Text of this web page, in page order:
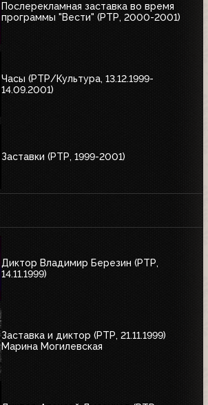
Послерекламная заставка во время
программы "Вести" (РТР, 2000-2001)
Часы (РТР/Культура, 13.12.1999-
14.09.2001)
Заставки (РТР, 1999-2001)
Диктор Владимир Березин (РТР,
14.11.1999)
Заставка и диктор (РТР, 21.11.1999)
Марина Могилевская